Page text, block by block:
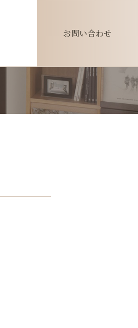
お問い合わせ